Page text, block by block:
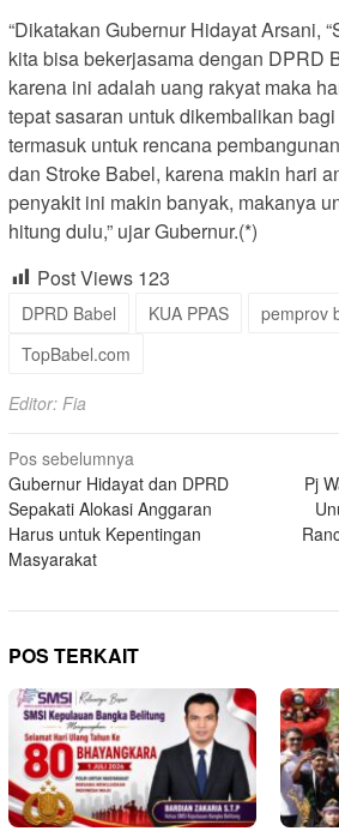
“Dikatakan Gubernur Hidayat Arsani,
kita bisa bekerjasama dengan DPRD
karena ini adalah uang rakyat maka
tepat sasaran untuk dikembalikan
termasuk untuk rencana
dan Stroke Babel, karena makin hari
penyakit ini makin banyak, makanya
hitung dulu,” ujar Gubernur.(*)
Post Views 123
DPRD Babel KUA PPAS
pemprov
TopBabel.com
Editor: Fia
Navigasi
pos
Pos sebelumnya
Gubernur Hidayat dan DPRD
Sepakati Alokasi Anggaran
Harus untuk Kepentingan
Masyarakat
Pj
POS TERKAIT